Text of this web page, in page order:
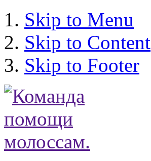
Skip to Menu
Skip to Content
Skip to Footer